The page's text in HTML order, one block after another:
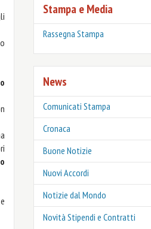
Stampa e Media
Rassegna Stampa
News
Comunicati Stampa
Cronaca
Buone Notizie
Nuovi Accordi
Notizie dal Mondo
Novità Stipendi e Contratti